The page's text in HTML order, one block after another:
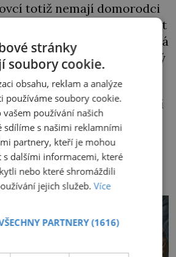
totiž nemají domorodci
bratři začnou raději hovořit
. Misijní stanice, jíž se říká
Neu-Herrnhut, tedy Nový
utěšeně rozrůstá.
v ní přibývají nová stavení
dům s modlitebnou.
„moravský
v přítomnosti 300
stránky
soubory cookie.
obsahu, reklam a analýze
používáme soubory cookie.
vašem používání našich
sdílíme s našimi reklamními
partnery, kteří je mohou
s dalšími informacemi, které
nebo které shromáždili
jejich služeb.Více
PARTNERY(1616)